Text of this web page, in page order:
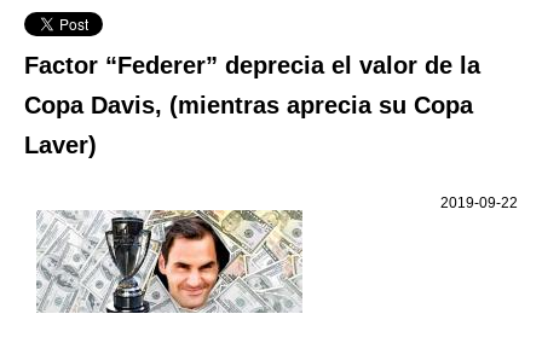
Factor “Federer” deprecia el valor de la
Copa Davis, (mientras aprecia su Copa
Laver)
2019-09-22